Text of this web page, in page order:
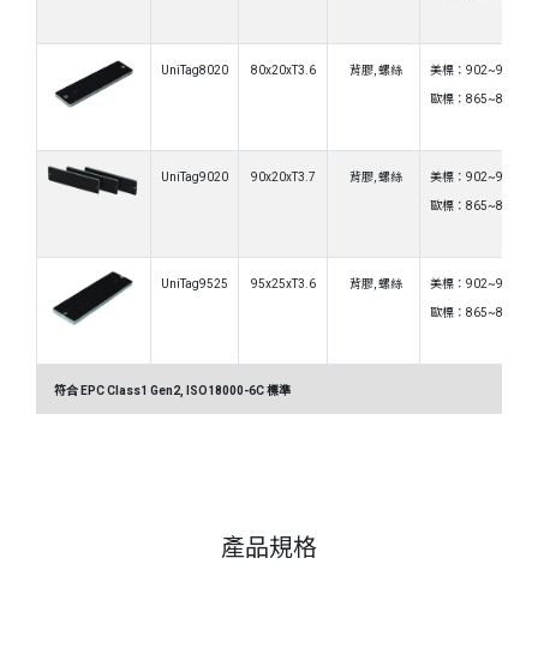
UniTag8020 80x20xT3.6 背膠, 螺絲 美標：
歐標：
UniTag9020 90x20xT3.7 背膠, 螺絲 美標：
歐標：
UniTag9525 95x25xT3.6 背膠, 螺絲 美標：
歐標：
符合 EPC Class1 Gen2, ISO18000-6C 標準
產品規格